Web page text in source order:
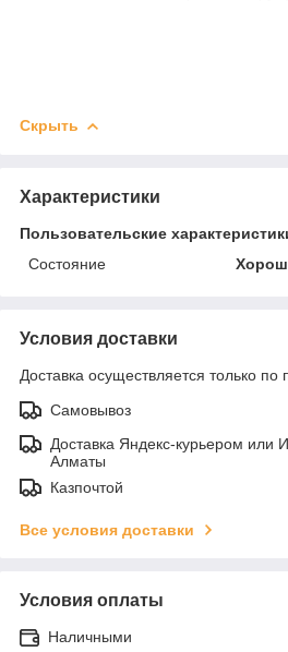
Скрыть
Характеристики
Пользовательские
Состояние
Условия доставки
Доставка осуществляется только по
Самовывоз
Доставка Яндекс-курьером или
Алматы
Казпочтой
Все условия доставки
Условия оплаты
Наличными